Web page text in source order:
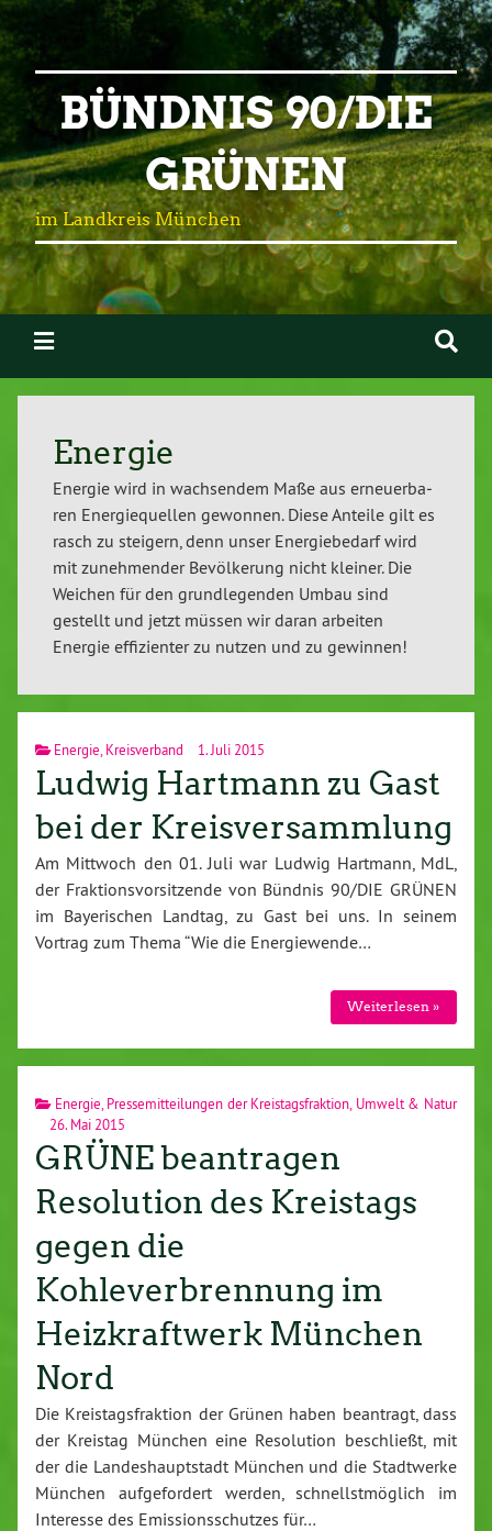
BÜNDNIS 90/DIE
GRÜNEN
im Landkreis München
Energie
Energie wird in wach­sen­dem Maße aus er­neu­er­ba­
ren En­er­gie­quel­len gewonnen. Diese Anteile gilt es
rasch zu steigern, denn unser En­er­gie­be­darf wird
mit zu­neh­men­der Be­völ­ke­rung nicht kleiner. Die
Weichen für den grund­le­gen­den Umbau sind
gestellt und jetzt müssen wir daran arbeiten
Energie ef­fi­zi­en­ter zu nutzen und zu gewinnen!
Energie,Kreisverband 1. Juli 2015
Ludwig Hartmann zu Gast
bei der Kreisversammlung
Am Mittwoch den 01. Juli war Ludwig Hartmann, MdL,
der Frak­ti­ons­vor­sit­zen­de von Bündnis 90/DIE GRÜNEN
im Baye­ri­schen Landtag, zu Gast bei uns. In seinem
Vortrag zum Thema “Wie die En­er­gie­wen­de…
Wei­ter­le­sen »
Energie Pressemitteilungen der Kreistagsfraktion Umwelt & Natur
26. Mai 2015
GRÜNE beantragen
Resolution des Kreistags
gegen die
Kohleverbrennung im
Heizkraftwerk München
Nord
Die Kreis­tags­frak­ti­on der Grünen haben beantragt, dass
der Kreistag München eine Re­so­lu­ti­on be­schließt, mit
der die Lan­des­haupt­stadt München und die Stadt­wer­ke
München auf­ge­for­dert werden, schnellst­mög­lich im
Interesse des Emis­si­ons­schut­zes für…